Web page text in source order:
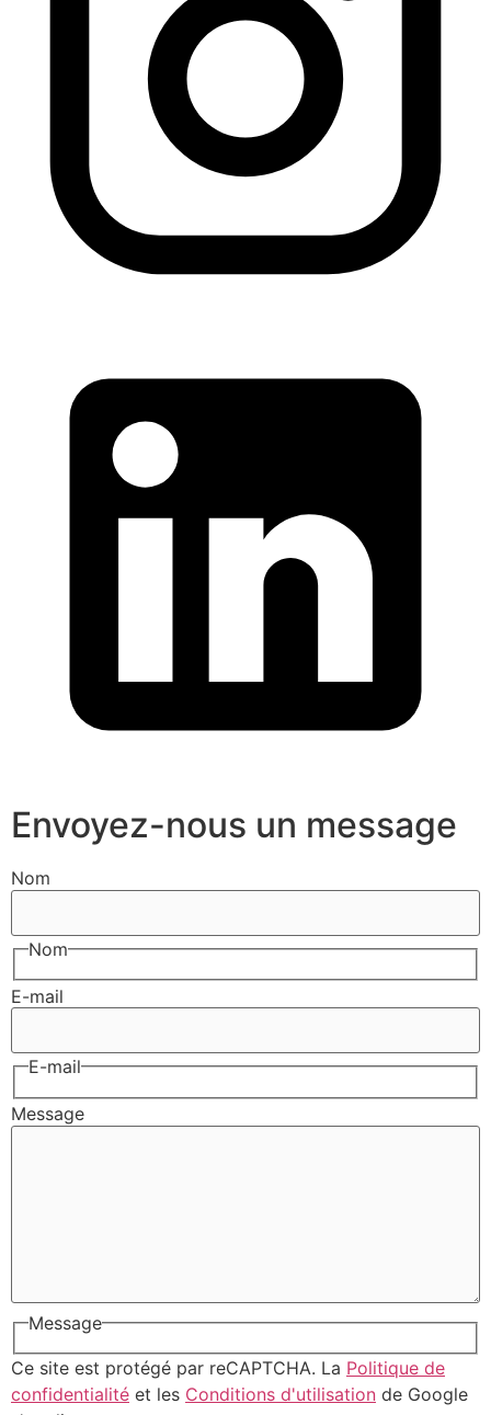
Envoyez-nous un message
Nom
Nom
E-mail
E-mail
Message
Message
Ce site est protégé par reCAPTCHA. La Politique de
confidentialité et les Conditions d'utilisation de Google